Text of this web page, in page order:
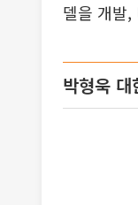
델을 개발,
박형욱